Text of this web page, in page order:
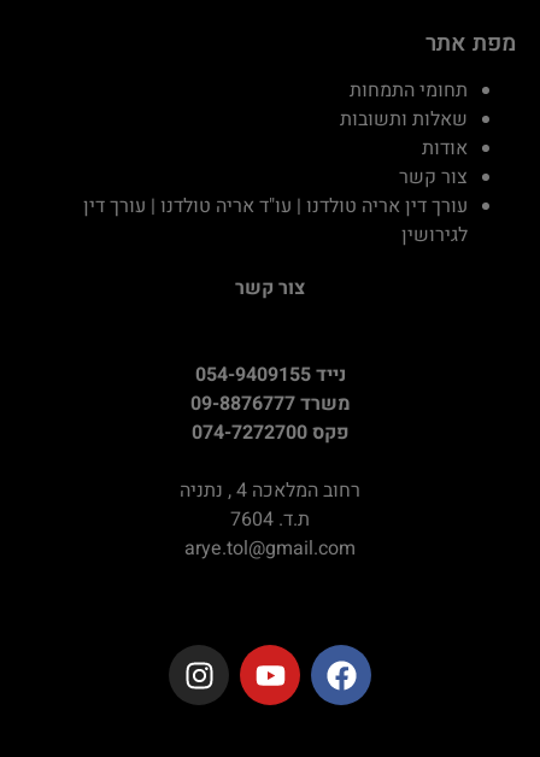
מפת אתר
תחומי התמחות
שאלות ותשובות
אודות
צור קשר
עורך דין אריה טולדנו | עו"ד אריה טולדנו | עורך דין
לגירושין
צור קשר
נייד 054-9409155
משרד 09-8876777
פקס 074-7272700
רחוב המלאכה 4 , נתניה
ת.ד. 7604
arye.tol@gmail.com